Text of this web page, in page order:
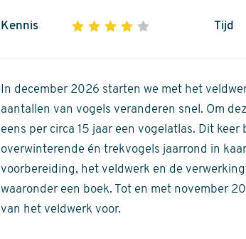
Kennis 1 2 3 4
of
5
stars
Tijd
In december 2026 starten we met het
aantallen van vogels veranderen snel. Om
eens per circa 15 jaar een vogelatlas. Dit
overwinterende én trekvogels jaarrond in
voorbereiding, het veldwerk en de
waaronder een boek. Tot en met november
van het veldwerk voor.